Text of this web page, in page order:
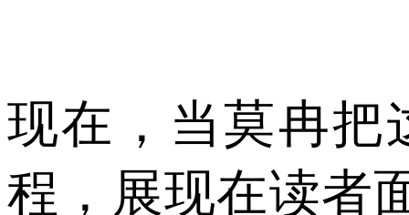
现在，当莫冉把
程，展现在读者